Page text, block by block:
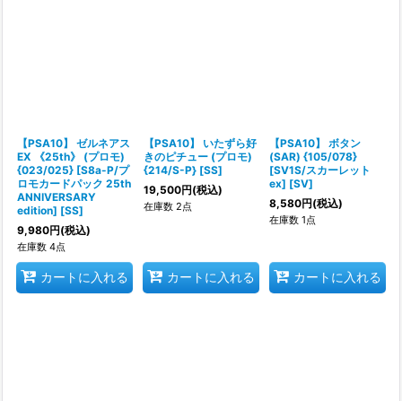
【PSA10】 ゼルネアス
EX 《25th》 (プロモ)
{023/025} [S8a-P/プ
ロモカードパック 25th
ANNIVERSARY
edition] [SS]
9,980円(税込)
在庫数 4点
カートに入れる
【PSA10】 いたずら好
きのピチュー (プロモ)
{214/S-P} [SS]
19,500円(税込)
在庫数 2点
カートに入れる
【PSA10】 ボタン
(SAR) {105/078}
[SV1S/スカーレット
ex] [SV]
8,580円(税込)
在庫数 1点
カートに入れる